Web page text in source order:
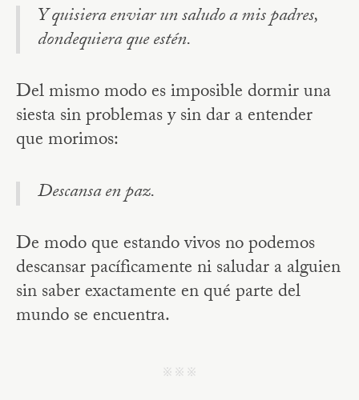
Y quisiera enviar un saludo a mis padres,
dondequiera que estén.
Del mismo modo es imposible dormir una
siesta sin problemas y sin dar a entender
que morimos:
Descansa en paz.
De modo que estando vivos no podemos
descansar pacíficamente ni saludar a alguien
sin saber exactamente en qué parte del
mundo se encuentra.
j j j